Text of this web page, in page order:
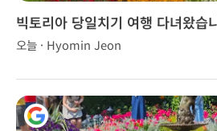
빅토리아 당일치기 여행 다녀왔습
오늘 · Hyomin Jeon